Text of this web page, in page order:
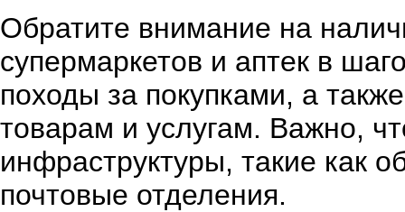
Обратите внимание на
супермаркетов и аптек в
походы за покупками, а
товарам и услугам. Важно,
инфраструктуры, такие как
почтовые отделения.